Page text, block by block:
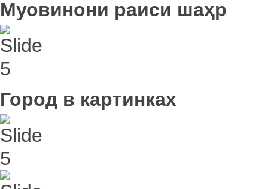
Муовинони раиси шаҳр
Город в картинках